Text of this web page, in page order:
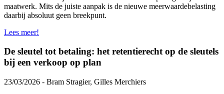
maatwerk. Mits de juiste aanpak is de nieuwe meerwaardebelasting
daarbij absoluut geen breekpunt.
Lees meer!
De sleutel tot betaling: het retentierecht op de sleutels
bij een verkoop op plan
23/03/2026 - Bram Stragier, Gilles Merchiers